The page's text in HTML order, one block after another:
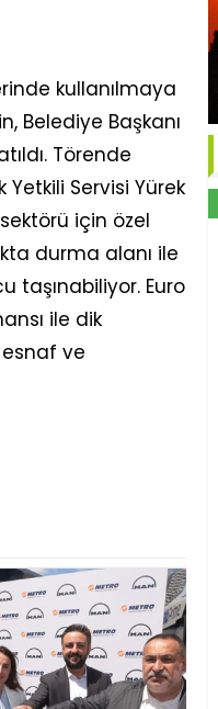
kullanılmaya
Belediye Başkanı
Törende
Yetkili Servisi Yürek
için özel
durma alanı ile
taşınabiliyor. Euro
ile dik
ve